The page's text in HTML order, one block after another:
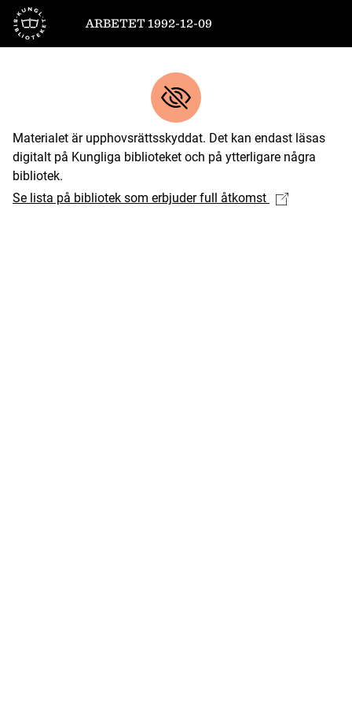
Till startsidan
ARBETET 1992-12-09
Materialet är upphovsrättsskyddat. Det kan endast läsas
digitalt på Kungliga biblioteket och på ytterligare några
bibliotek.
Se lista på bibliotek som erbjuder full åtkomst